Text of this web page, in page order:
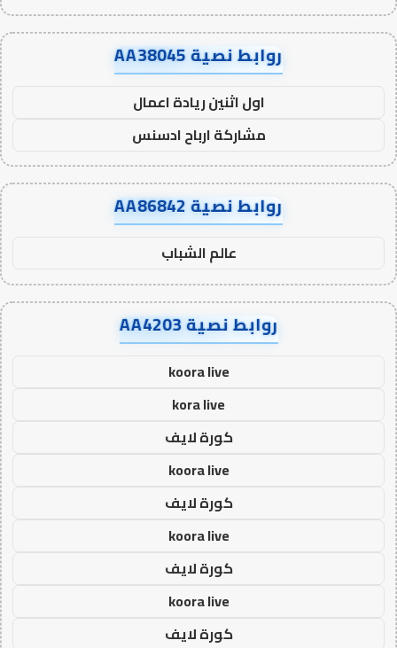
روابط نصية AA38045
اول اثنين ريادة اعمال
مشاركة ارباح ادسنس
روابط نصية AA86842
عالم الشباب
روابط نصية AA4203
koora live
kora live
كورة لايف
koora live
كورة لايف
koora live
كورة لايف
koora live
كورة لايف